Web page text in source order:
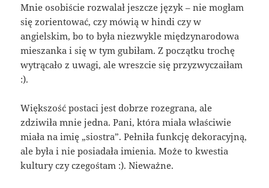
Mnie osobiście rozwalał jeszcze język – nie mogłam
się zorientować, czy mówią w hindi czy w
angielskim, bo to była niezwykle międzynarodowa
mieszanka i się w tym gubiłam. Z początku trochę
wytrącało z uwagi, ale wreszcie się przyzwyczaiłam
:).
Większość postaci jest dobrze rozegrana, ale
zdziwiła mnie jedna. Pani, która miała właściwie
miała na imię „siostra”. Pełniła funkcję dekoracyjną,
ale była i nie posiadała imienia. Może to kwestia
kultury czy czegośtam :). Nieważne.